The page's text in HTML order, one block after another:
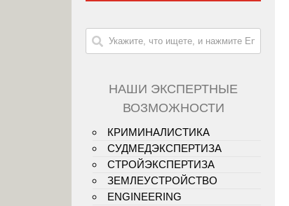
НАШИ ЭКСПЕРТНЫЕ
ВОЗМОЖНОСТИ
КРИМИНАЛИСТИКА
СУДМЕДЭКСПЕРТИЗА
СТРОЙЭКСПЕРТИЗА
ЗЕМЛЕУСТРОЙСТВО
ENGINEERING